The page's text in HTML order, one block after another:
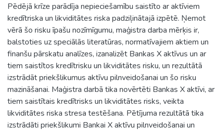
Pēdējā krīze parādīja nepieciešamību saistīto ar aktīviem
kredītriska un likviditātes riska padziļinātajā izpētē. Ņemot
vērā šo risku īpašu nozīmīgumu, maģistra darba mērķis ir,
balstoties uz speciālās literatūras, normatīvajiem aktiem un
finanšu pārskatu analīzes, izanalizēt Bankas X aktīvus un ar
tiem saistītos kredītrisku un likviditātes risku, un rezultātā
izstrādāt priekšlikumus aktīvu pilnveidošanai un šo risku
mazināšanai. Maģistra darbā tika novērtēti Bankas X aktīvi, ar
tiem saistītais kredītrisks un likviditātes risks, veikta
likviditātes riska stresa testēšana. Pētījuma rezultātā tika
izstrādāti priekšlikumi Bankai X aktīvu pilnveidošanai un